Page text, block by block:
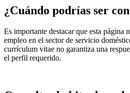
¿Cuándo podrías ser
Es importante destacar que esta
empleo en el sector de servicio
currículum vitae no garantiza una
el perfil requerido.